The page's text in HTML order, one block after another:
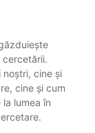
cercetării.
cine și
cine și cum
lumea în